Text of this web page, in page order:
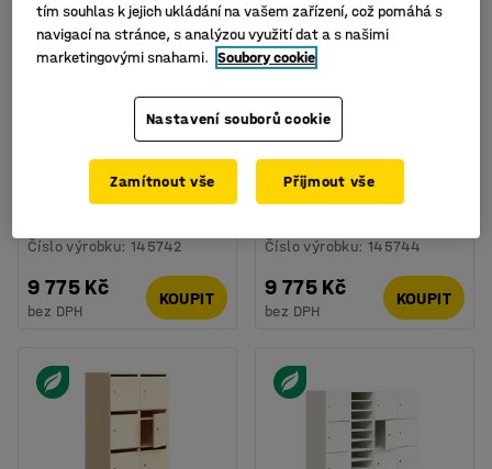
K dispozici ve více
Poštovní skříňka
MAILMAN, 12 přihrádek,
Číslo výrobku:145742
9 775 Kč
bez DPH
KOUPIT
K dispozici ve více
Přihrádková skříň
PRIVATE, 2x6 přihrádek,
Číslo výrobku:145744
9 775 Kč
bez DPH
KOUPIT
tím souhlas k jejich ukládání na vašem zařízení, což pomáhá s
navigací na stránce, s analýzou využití dat a s našimi
marketingovými snahami. Soubory cookie
Nastavení souborů cookie
Zamítnout vše Přijmout vše